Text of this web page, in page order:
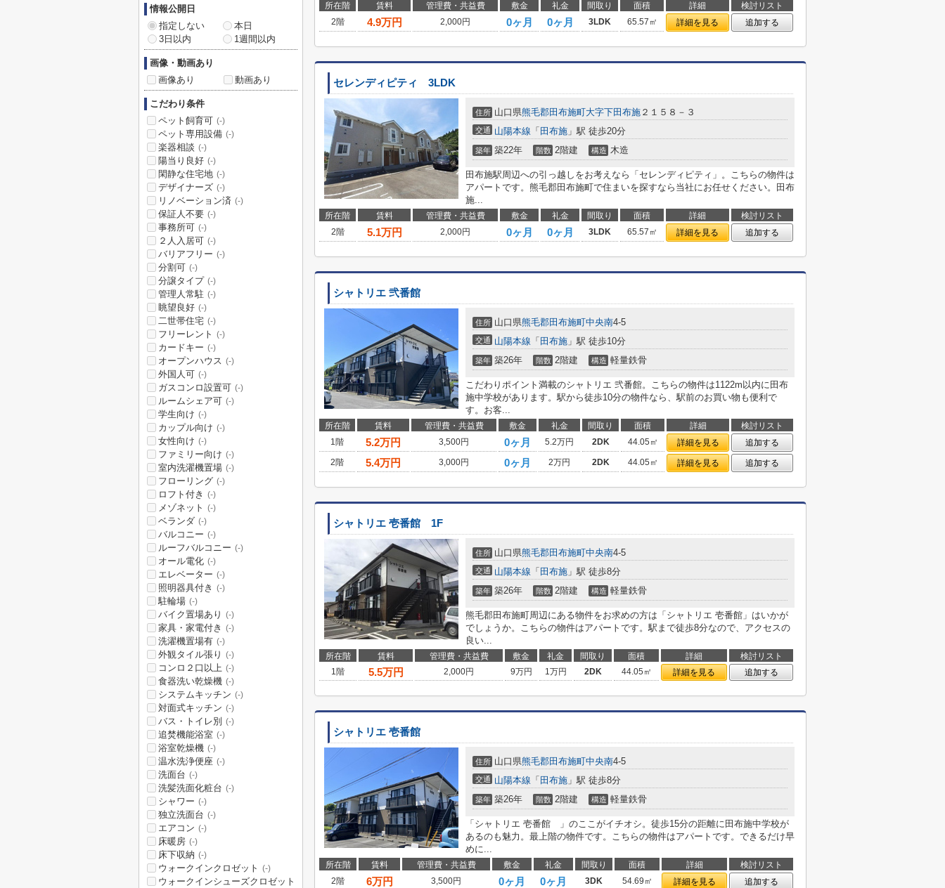
所在階 賃料 管理費・共益費 敷金 礼金 間取り 面積 詳細
検討リスト
2階
4.9万円 2,000円 0ヶ月 0ヶ月 3LDK 65.57㎡ 詳細を見る 追加する
セレンディピティ 3LDK
住所 山口県熊毛郡田布施町大字下田布施 ２１５８－３
交通 山陽本線 「 田布施 」駅 徒歩20分
築年 築22年 階数 2階建 構造 木造
田布施駅周辺への引っ越しをお考えなら「セレンディピティ」。こちらの物件は
アパートです。熊毛郡田布施町で住まいを探すなら当社にお任せください。田布
施...
所在階 賃料 管理費・共益費 敷金 礼金 間取り 面積 詳細
検討リスト
2階
5.1万円 2,000円 0ヶ月 0ヶ月 3LDK 65.57㎡ 詳細を見る 追加する
シャトリエ 弐番館
住所 山口県熊毛郡田布施町中央南4-5
交通 山陽本線 「 田布施 」駅 徒歩10分
築年 築26年 階数 2階建 構造 軽量鉄骨
こだわりポイント満載のシャトリエ 弐番館。こちらの物件は1122m以内に田布
施中学校があります。駅から徒歩10分の物件なら、駅前のお買い物も便利で
す。お客...
所在階 賃料 管理費・共益費 敷金 礼金 間取り 面積 詳細
検討リスト
1階
5.2万円 3,500円 0ヶ月 5.2万円 2DK 44.05㎡ 詳細を見る
追加する
2階
5.4万円 3,000円 0ヶ月 2万円 2DK 44.05㎡ 詳細を見る 追加する
シャトリエ 壱番館 1F
住所 山口県熊毛郡田布施町中央南4-5
交通 山陽本線 「 田布施 」駅 徒歩8分
築年 築26年 階数 2階建 構造 軽量鉄骨
熊毛郡田布施町周辺にある物件をお求めの方は「シャトリエ 壱番館」はいかが
でしょうか。こちらの物件はアパートです。駅まで徒歩8分なので、アクセスの
良い...
所在階 賃料 管理費・共益費 敷金 礼金 間取り 面積 詳細
検討リスト
1階
5.5万円 2,000円 9万円 1万円 2DK 44.05㎡ 詳細を見る 追加する
シャトリエ 壱番館
住所 山口県熊毛郡田布施町中央南4-5
交通 山陽本線 「 田布施 」駅 徒歩8分
築年 築26年 階数 2階建 構造 軽量鉄骨
「シャトリエ 壱番館 」のここがイチオシ。徒歩15分の距離に田布施中学校が
あるのも魅力。最上階の物件です。こちらの物件はアパートです。できるだけ早
めに...
所在階 賃料 管理費・共益費 敷金 礼金 間取り 面積 詳細
検討リスト
2階
6万円 3,500円 0ヶ月 0ヶ月 3DK 54.69㎡ 詳細を見る 追加する
情報公開日
指定しない
本日
3日以内
1週間以内
画像・動画あり
画像あり
動画あり
こだわり条件
ペット飼育可 (-)
ペット専用設備 (-)
楽器相談 (-)
陽当り良好 (-)
閑静な住宅地 (-)
デザイナーズ (-)
リノベーション済 (-)
保証人不要 (-)
事務所可 (-)
２人入居可 (-)
バリアフリー (-)
分割可 (-)
分譲タイプ (-)
管理人常駐 (-)
眺望良好 (-)
二世帯住宅 (-)
フリーレント (-)
カードキー (-)
オープンハウス (-)
外国人可 (-)
ガスコンロ設置可 (-)
ルームシェア可 (-)
学生向け (-)
カップル向け (-)
女性向け (-)
ファミリー向け (-)
室内洗濯機置場 (-)
フローリング (-)
ロフト付き (-)
メゾネット (-)
ベランダ (-)
バルコニー (-)
ルーフバルコニー (-)
オール電化 (-)
エレベーター (-)
照明器具付き (-)
駐輪場 (-)
バイク置場あり (-)
家具・家電付き (-)
洗濯機置場有 (-)
外観タイル張り (-)
コンロ２口以上 (-)
食器洗い乾燥機 (-)
システムキッチン (-)
対面式キッチン (-)
バス・トイレ別 (-)
追焚機能浴室 (-)
浴室乾燥機 (-)
温水洗浄便座 (-)
洗面台 (-)
洗髪洗面化粧台 (-)
シャワー (-)
独立洗面台 (-)
エアコン (-)
床暖房 (-)
床下収納 (-)
ウォークインクロゼット (-)
ウォークインシューズクロゼット